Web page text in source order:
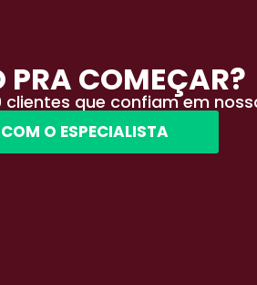
PRA COMEÇAR?
que confiam em
O ESPECIALISTA